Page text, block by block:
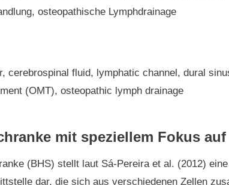
osteopathische Lymphdrainage
cerebrospinal fluid, lymphatic channel, dural
(OMT), osteopathic lymph drainage
mit speziellem Fokus
(BHS) stellt laut Sá-Pereira et al. (2012)
dar, die sich aus verschiedenen Zellen